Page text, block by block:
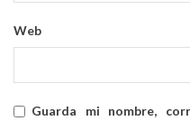
Web
Guarda mi nombre,